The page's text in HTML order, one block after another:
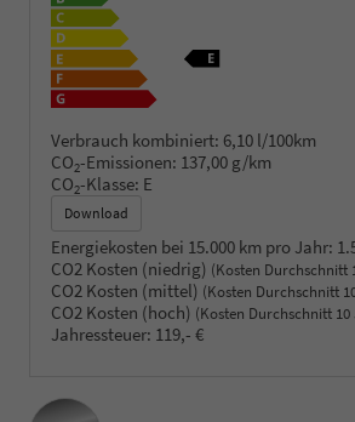
Verbrauch kombiniert: 6,10 l/100km
CO2-Emissionen: 137,00 g/km
CO2-Klasse: E
Download
Energiekosten bei 15.000 km pro Jahr:
CO2 Kosten (niedrig) (Kosten Durchschnitt
CO2 Kosten (mittel) (Kosten Durchschnitt
CO2 Kosten (hoch) (Kosten Durchschnitt 10
Jahressteuer: 119,- €